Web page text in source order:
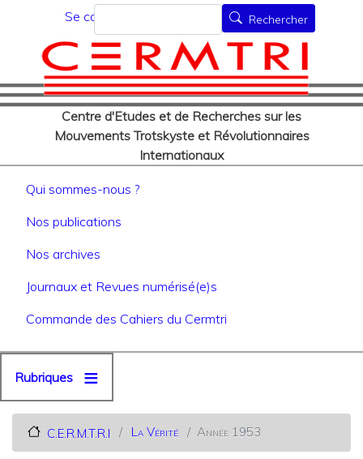
au
contenu
principal
Menu du compte de
Se connecter
Centre d'Etudes et de Recherches sur les
Mouvements Trotskyste et Révolutionnaires
Internationaux
Rechercher Rechercher
Navigation principale
Qui sommes-nous ?
Nos publications
Nos archives
Journaux et Revues numérisé(e)s
Commande des Cahiers du Cermtri
Rubriques
C.E.R.M.T.R.I La Vérité Année 1953